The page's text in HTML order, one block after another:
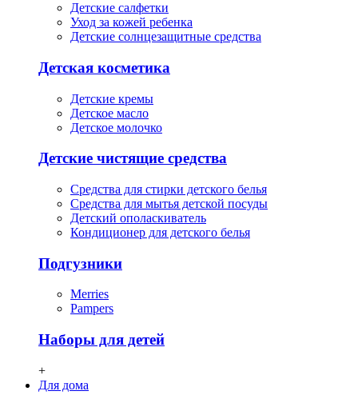
Детские салфетки
Уход за кожей ребенка
Детские солнцезащитные средства
Детская косметика
Детские кремы
Детское масло
Детское молочко
Детские чистящие средства
Средства для стирки детского белья
Средства для мытья детской посуды
Детский ополаскиватель
Кондиционер для детского белья
Подгузники
Merries
Pampers
Наборы для детей
+
Для дома